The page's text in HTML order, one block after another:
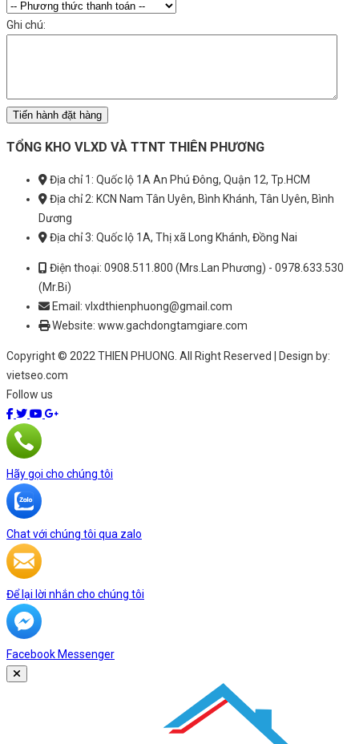
Ghi chú:
TỔNG KHO VLXD VÀ TTNT THIÊN PHƯƠNG
Địa chỉ 1: Quốc lộ 1A An Phú Đông, Quận 12, Tp.HCM
Địa chỉ 2: KCN Nam Tân Uyên, Bình Khánh, Tân Uyên, Bình
Dương
Địa chỉ 3: Quốc lộ 1A, Thị xã Long Khánh, Đồng Nai
Điện thoại: 0908.511.800 (Mrs.Lan Phương) - 0978.633.530
(Mr.Bi)
Email: vlxdthienphuong@gmail.com
Website: www.gachdongtamgiare.com
Copyright © 2022 THIEN PHUONG. All Right Reserved | Design by:
vietseo.com
Follow us
Hãy gọi cho chúng tôi
Chat với chúng tôi qua zalo
Để lại lời nhắn cho chúng tôi
Facebook Messenger